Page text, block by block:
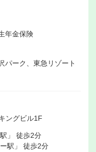
年金保険
パーク、東急リゾート
ングビル1F
」 徒歩2分
駅」 徒歩2分